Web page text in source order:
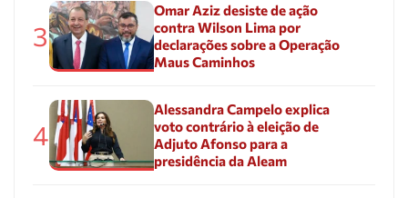
3
Omar Aziz desiste de ação
contra Wilson Lima por
declarações sobre a Operação
Maus Caminhos
4
Alessandra Campelo explica
voto contrário à eleição de
Adjuto Afonso para a
presidência da Aleam